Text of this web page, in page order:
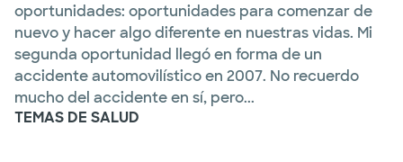
oportunidades: oportunidades para comenzar de
nuevo y hacer algo diferente en nuestras vidas. Mi
segunda oportunidad llegó en forma de un
accidente automovilístico en 2007. No recuerdo
mucho del accidente en sí, pero...
TEMAS DE SALUD